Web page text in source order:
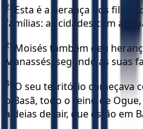
28 Esta é a herança dos filhos
famílias: as cidades com as
29 Moisés também deu
Manassés, segundo as suas
30 O seu território começava
o Basã, todo o reino de
aldeias de Jair, que estão em